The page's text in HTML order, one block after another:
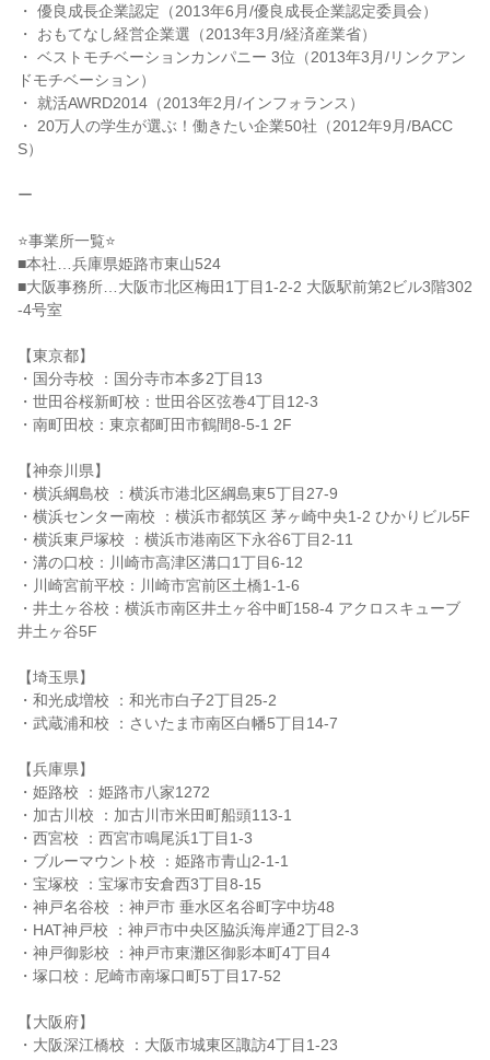
・ 優良成長企業認定（2013年6月/優良成長企業認定委員会）
・ おもてなし経営企業選（2013年3月/経済産業省）
・ ベストモチベーションカンパニー 3位（2013年3月/リンクアン
ドモチベーション）
・ 就活AWRD2014（2013年2月/インフォランス）
・ 20万人の学生が選ぶ！働きたい企業50社（2012年9月/BACC
S）
ー
⭐事業所一覧⭐
■本社…兵庫県姫路市東山524
■大阪事務所…大阪市北区梅田1丁目1-2-2 大阪駅前第2ビル3階302
-4号室
【東京都】
・国分寺校 ：国分寺市本多2丁目13
・世田谷桜新町校：世田谷区弦巻4丁目12-3
・南町田校：東京都町田市鶴間8-5-1 2F
【神奈川県】
・横浜綱島校 ：横浜市港北区綱島東5丁目27-9
・横浜センター南校 ：横浜市都筑区 茅ヶ崎中央1-2 ひかりビル5F
・横浜東戸塚校 ：横浜市港南区下永谷6丁目2-11
・溝の口校：川崎市高津区溝口1丁目6-12
・川崎宮前平校：川崎市宮前区土橋1-1-6
・井土ヶ谷校：横浜市南区井土ヶ谷中町158-4 アクロスキューブ
井土ヶ谷5F
【埼玉県】
・和光成増校 ：和光市白子2丁目25-2
・武蔵浦和校 ：さいたま市南区白幡5丁目14-7
【兵庫県】
・姫路校 ：姫路市八家1272
・加古川校 ：加古川市米田町船頭113-1
・西宮校 ：西宮市鳴尾浜1丁目1-3
・ブルーマウント校 ：姫路市青山2-1-1
・宝塚校 ：宝塚市安倉西3丁目8-15
・神戸名谷校 ：神戸市 垂水区名谷町字中坊48
・HAT神戸校 ：神戸市中央区脇浜海岸通2丁目2-3
・神戸御影校 ：神戸市東灘区御影本町4丁目4
・塚口校：尼崎市南塚口町5丁目17-52
【大阪府】
・大阪深江橋校 ：大阪市城東区諏訪4丁目1-23